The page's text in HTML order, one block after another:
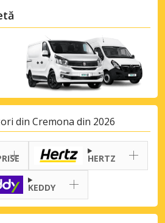
din Cremona din 2026
HERTZ
KEDDY